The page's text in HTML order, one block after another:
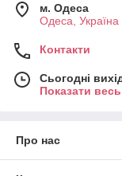
м. Одеса
Одеса, Україна
Контакти
Сьогодні
Показати
Про нас